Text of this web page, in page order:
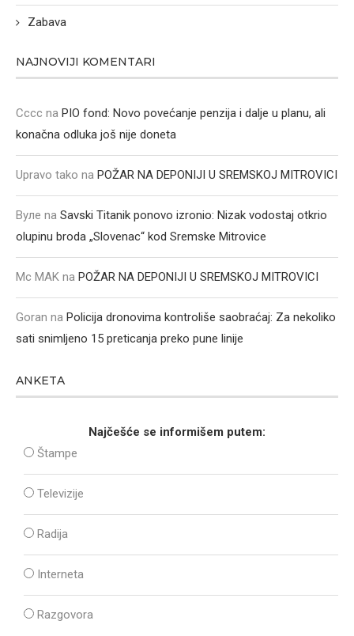
Zabava
NAJNOVIJI KOMENTARI
Cccc na PIO fond: Novo povećanje penzija i dalje u planu, ali
konačna odluka još nije doneta
Upravo tako na POŽAR NA DEPONIJI U SREMSKOJ MITROVICI
Вуле na Savski Titanik ponovo izronio: Nizak vodostaj otkrio
olupinu broda „Slovenac“ kod Sremske Mitrovice
Mc MAK na POŽAR NA DEPONIJI U SREMSKOJ MITROVICI
Goran na Policija dronovima kontroliše saobraćaj: Za nekoliko
sati snimljeno 15 preticanja preko pune linije
ANKETA
Najčešće se informišem putem:
Štampe
Televizije
Radija
Interneta
Razgovora